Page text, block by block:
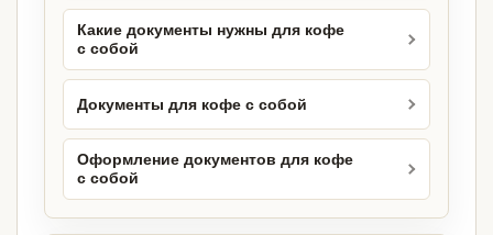
Какие документы нужны для кофе
с собой
Документы для кофе с собой
Оформление документов для кофе
с собой